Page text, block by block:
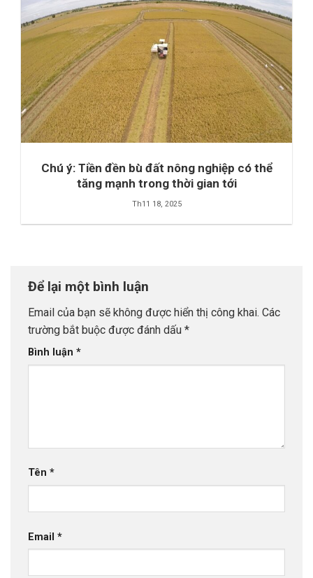
Chú ý: Tiền đền bù đất nông nghiệp có thể
tăng mạnh trong thời gian tới
Th11 18, 2025
Để lại một bình luận
Email của bạn sẽ không được hiển thị công khai. Các
trường bắt buộc được đánh dấu *
Bình luận *
Tên *
Email *